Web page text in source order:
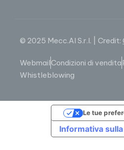
© 2025 Mecc.Al S.r.l. | Credit:
WebmailCondizioni di vendita
Whistleblowing
Informativa
Le tue